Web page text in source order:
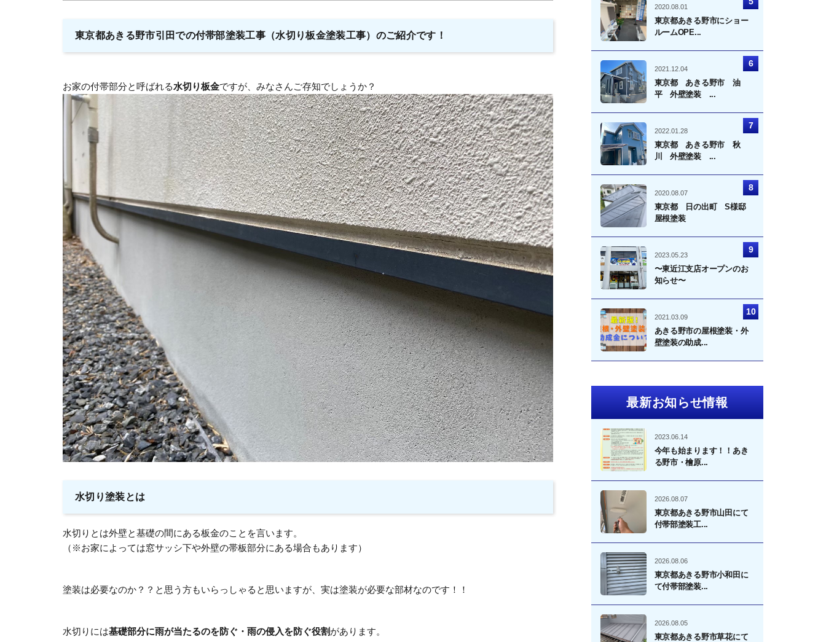
東京都あきる野市引田での付帯部塗装工事（水切り板金塗装工事）のご紹介です！
お家の付帯部分と呼ばれる水切り板金ですが、みなさんご存知でしょうか？
水切り塗装とは
水切りとは外壁と基礎の間にある板金のことを言います。
（※お家によっては窓サッシ下や外壁の帯板部分にある場合もあります）
塗装は必要なのか？？と思う方もいらっしゃると思いますが、実は塗装が必要な部材なのです！！
水切りには基礎部分に雨が当たるのを防ぐ・雨の侵入を防ぐ役割があります。
2020.08.01
東京都あきる野市にショー
ルームOPE...
2021.12.04
東京都 あきる野市 油
平 外壁塗装 ...
2022.01.28
東京都 あきる野市 秋
川 外壁塗装 ...
2020.08.07
東京都 日の出町 S様邸
屋根塗装
2023.05.23
〜東近江支店オープンのお
知らせ〜
2021.03.09
あきる野市の屋根塗装・外
壁塗装の助成...
最新お知らせ情報
2023.06.14
今年も始まります！！あき
る野市・檜原...
2026.08.07
東京都あきる野市山田にて
付帯部塗装工...
2026.08.06
東京都あきる野市小和田に
て付帯部塗装...
2026.08.05
東京都あきる野市草花にて